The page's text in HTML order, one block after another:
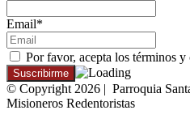
Email*
Por favor, acepta los términos y
© Copyright 2026 | Parroquia
Misioneros Redentoristas